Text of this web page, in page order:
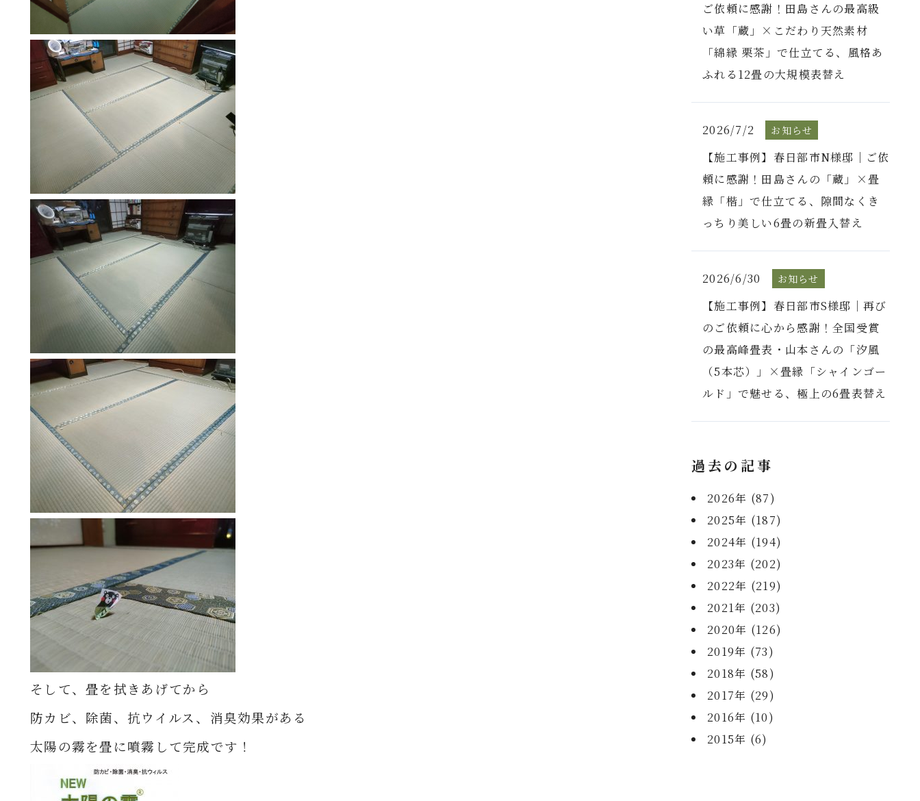
そして、畳を拭きあげてから
防カビ、除菌、抗ウイルス、消臭効果がある
太陽の霧を畳に噴霧して完成です！
ご依頼に感謝！田島さんの最高級
い草「蔵」×こだわり天然素材
「綿縁 栗茶」で仕立てる、風格あ
ふれる12畳の大規模表替え
2026/7/2 お知らせ
【施工事例】春日部市N様邸｜ご依
頼に感謝！田島さんの「蔵」×畳
縁「楷」で仕立てる、隙間なくき
っちり美しい6畳の新畳入替え
2026/6/30 お知らせ
【施工事例】春日部市S様邸｜再び
のご依頼に心から感謝！全国受賞
の最高峰畳表・山本さんの「汐風
（5本芯）」×畳縁「シャインゴー
ルド」で魅せる、極上の6畳表替え
過去の記事
2026年 (87)
2025年 (187)
2024年 (194)
2023年 (202)
2022年 (219)
2021年 (203)
2020年 (126)
2019年 (73)
2018年 (58)
2017年 (29)
2016年 (10)
2015年 (6)